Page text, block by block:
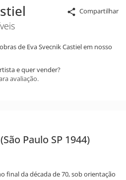
Compartilhar
de Eva Svecnik Castiel em nosso
e quer vender?
avaliação.
Paulo SP 1944)
final da década de 70, sob orientação